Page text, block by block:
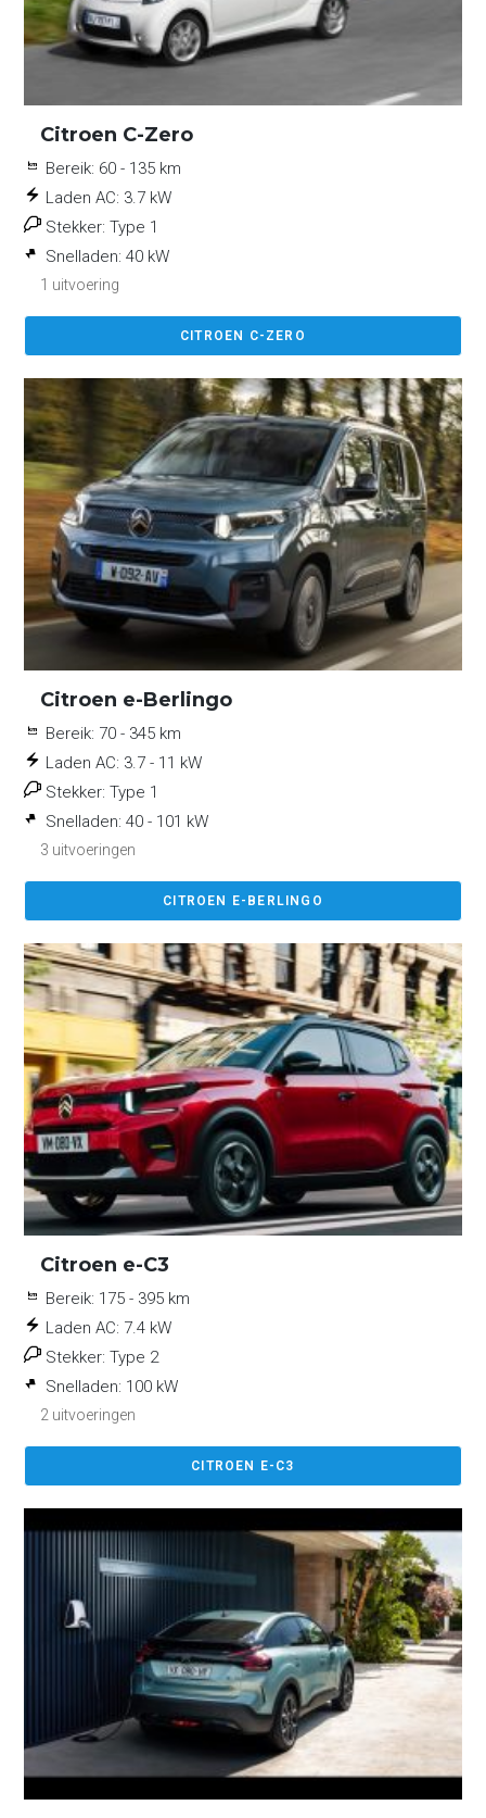
Citroen C-Zero
Bereik: 60 - 135 km
Laden AC: 3.7 kW
Stekker: Type 1
Snelladen: 40 kW
1 uitvoering
CITROEN C-ZERO
Citroen e-Berlingo
Bereik: 70 - 345 km
Laden AC: 3.7 - 11 kW
Stekker: Type 1
Snelladen: 40 - 101 kW
3 uitvoeringen
CITROEN E-BERLINGO
Citroen e-C3
Bereik: 175 - 395 km
Laden AC: 7.4 kW
Stekker: Type 2
Snelladen: 100 kW
2 uitvoeringen
CITROEN E-C3